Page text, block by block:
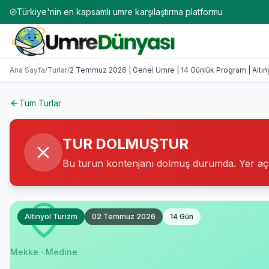
Türkiye'nin en kapsamlı umre karşılaştırma platformu
Umre Turları 2026-2027 | 50+ Firma Karşılaştırması
2 Temmuz 2026 | Genel Umre | 14 Günlük Program |
Ana Sayfa/Turlar/2 Temmuz 2026 | Genel Umre | 14 Günlük Program |
Tüm Turlar
TUR DOLMUŞTUR
Bu turun kontenjanı dolmuş durumda. Yer
Mekke · Medine
Altınyol Turizm 02 Temmuz 2026 14 Gün